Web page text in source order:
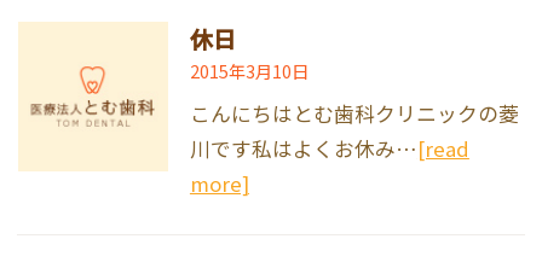
休日
2015年3月10日
こんにちはとむ歯科クリニックの菱
川です私はよくお休み…[read
more]